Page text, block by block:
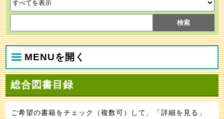
MENUを開く
総合図書目録
ご希望の書籍をチェック（複数可）して、「詳細を見る」